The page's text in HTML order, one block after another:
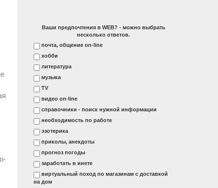
Ваши предпочтения в WEB? - можно выбрать
несколько ответов.
почта, общение on-line
хобби
литература
музыка
ТV
видео on-line
справочники - поиск нужной информации
необходимость по работе
эзотерика
приколы, анекдоты
прогноз погоды
заработать в инете
виртуальный поход по магазинам с доставкой
на дом